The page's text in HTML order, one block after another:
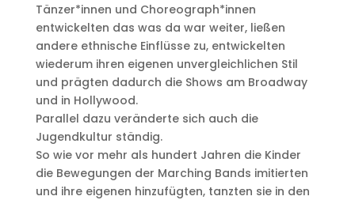
Tänzer*innen und Choreograph*innen
entwickelten das was da war weiter, ließen
andere ethnische Einflüsse zu, entwickelten
wiederum ihren eigenen unvergleichlichen Stil
und prägten dadurch die Shows am Broadway
und in Hollywood.
Parallel dazu veränderte sich auch die
Jugendkultur ständig.
So wie vor mehr als hundert Jahren die Kinder
die Bewegungen der Marching Bands imitierten
und ihre eigenen hinzufügten, tanzten sie in den